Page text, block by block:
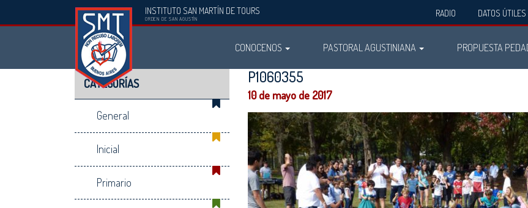
INSTITUTO SAN MARTÍN DE TOURS
ORDEN DE SAN AGUSTÍN
RADIO DATOS ÚTILES
Instituto
San
Martín
de
Tours
CONOCENOS PASTORAL AGUSTINIANA PROPUESTA
CATEGORÍAS
General
Inicial
Primario
P1060355
10 de mayo de 2017